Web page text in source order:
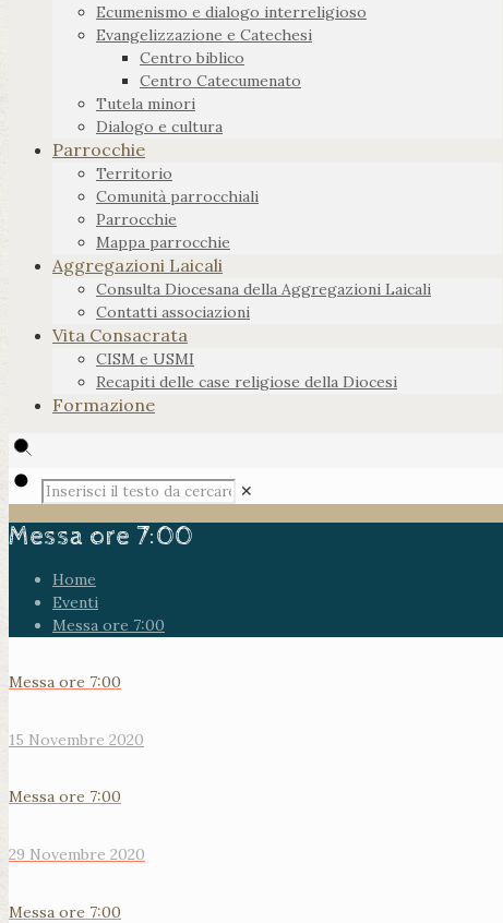
Ecumenismo e dialogo interreligioso
Evangelizzazione e Catechesi
Centro biblico
Centro Catecumenato
Tutela minori
Dialogo e cultura
Parrocchie
Territorio
Comunità parrocchiali
Parrocchie
Mappa parrocchie
Aggregazioni Laicali
Consulta Diocesana della Aggregazioni Laicali
Contatti associazioni
Vita Consacrata
CISM e USMI
Recapiti delle case religiose della Diocesi
Formazione
✕
Messa ore 7:00
Home
Eventi
Messa ore 7:00
Messa ore 7:00
15 Novembre 2020
Messa ore 7:00
29 Novembre 2020
Messa ore 7:00